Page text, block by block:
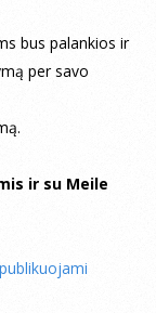
bus palankios ir
per savo
ir su Meile